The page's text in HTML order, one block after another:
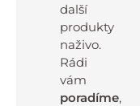
další
produkty
naživo.
Rádi
vám
poradíme,